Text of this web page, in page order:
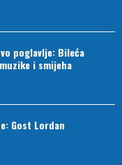
poglavlje: Bileća
i smijeha
Gost Lordan